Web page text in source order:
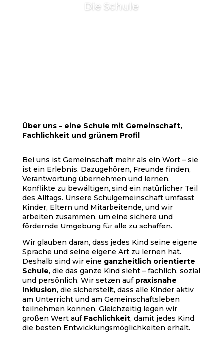
Die Schule
Über uns – eine Schule mit Gemeinschaft,
Fachlichkeit und grünem Profil
Bei uns ist Gemeinschaft mehr als ein Wort – sie
ist ein Erlebnis. Dazugehören, Freunde finden,
Verantwortung übernehmen und lernen,
Konflikte zu bewältigen, sind ein natürlicher Teil
des Alltags. Unsere Schulgemeinschaft umfasst
Kinder, Eltern und Mitarbeitende, und wir
arbeiten zusammen, um eine sichere und
fördernde Umgebung für alle zu schaffen.
Wir glauben daran, dass jedes Kind seine eigene
Sprache und seine eigene Art zu lernen hat.
Deshalb sind wir eine ganzheitlich orientierte
Schule, die das ganze Kind sieht – fachlich, sozial
und persönlich. Wir setzen auf praxisnahe
Inklusion, die sicherstellt, dass alle Kinder aktiv
am Unterricht und am Gemeinschaftsleben
teilnehmen können. Gleichzeitig legen wir
großen Wert auf Fachlichkeit, damit jedes Kind
die besten Entwicklungsmöglichkeiten erhält.